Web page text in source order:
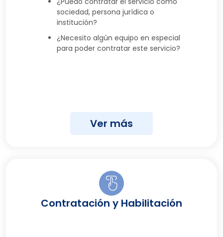
sociedad, persona jurídica o
institución?
¿Necesito algún equipo en especial
para poder contratar este servicio?
Ver más
Contratación y Habilitación